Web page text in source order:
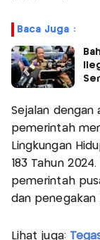
Baca Juga :
Sejalan dengan
pemerintah
Lingkungan
183 Tahun
pemerintah
dan penegakan
Lihat juga: